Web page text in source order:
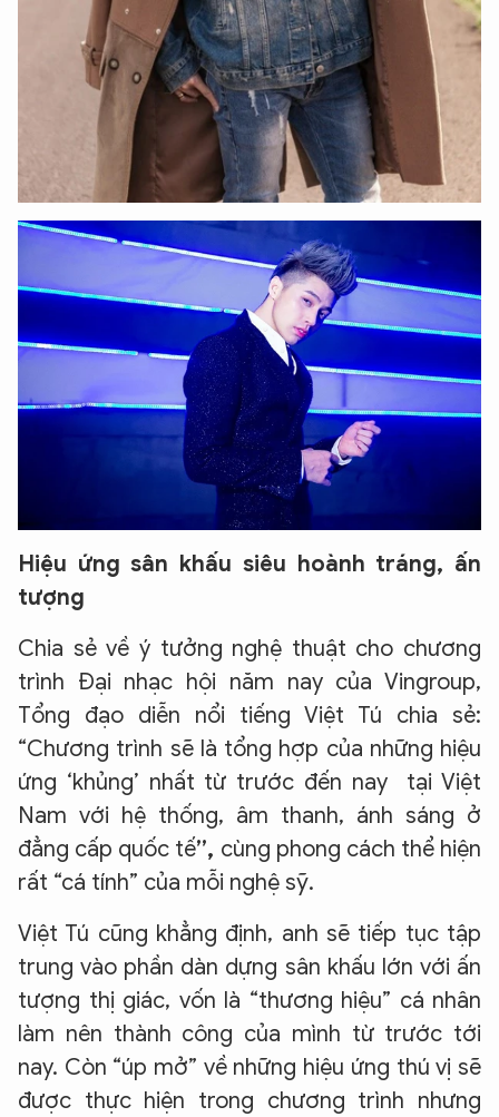
Hiệu ứng sân khấu siêu hoành tráng, ấn
tượng
Chia sẻ về ý tưởng nghệ thuật cho chương
trình Đại nhạc hội năm nay của Vingroup,
Tổng đạo diễn nổi tiếng Việt Tú chia sẻ:
“Chương trình sẽ là tổng hợp của những hiệu
ứng ‘khủng’ nhất từ trước đến nay tại Việt
Nam với hệ thống, âm thanh, ánh sáng ở
đẳng cấp quốc tế”, cùng phong cách thể hiện
rất “cá tính” của mỗi nghệ sỹ.
Việt Tú cũng khẳng định, anh sẽ tiếp tục tập
trung vào phần dàn dựng sân khấu lớn với ấn
tượng thị giác, vốn là “thương hiệu” cá nhân
làm nên thành công của mình từ trước tới
nay. Còn “úp mở” về những hiệu ứng thú vị sẽ
được thực hiện trong chương trình nhưng